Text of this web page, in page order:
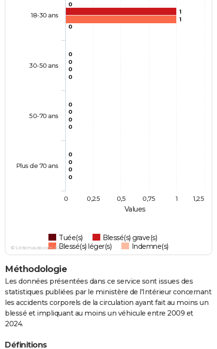
Values
0
0
0
0
1
0
0
0
1
0
0
0
0
0
0
0
Tuée(s)
Blessé(s) grave(s)
Blessé(s) léger(s)
Indemne(s)
18-30 ans
30-50 ans
50-70 ans
Plus de 70 ans
0 1
0,25 0,5 0,75 1,25
© Linternaute.com 2026
Méthodologie
Les données présentées dans ce service sont issues des
statistiques publiées par le ministère de l'Intérieur concernant
les accidents corporels de la circulation ayant fait au moins un
blessé et impliquant au moins un véhicule entre 2009 et
2024.
Définitions